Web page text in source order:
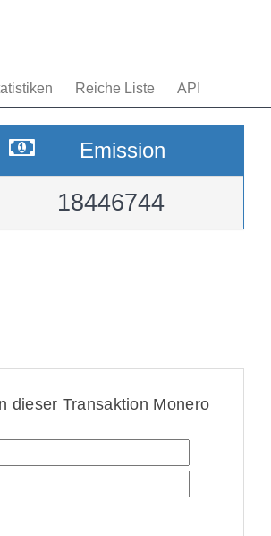
Reiche Liste API
Emission
18446744
dieser Transaktion Monero